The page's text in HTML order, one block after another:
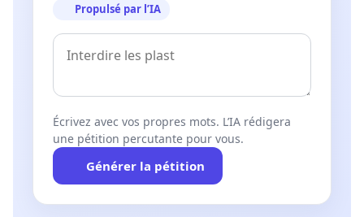
Propulsé par l’IA
Écrivez avec vos propres mots. L’IA rédigera
une pétition percutante pour vous.
Générer la pétition